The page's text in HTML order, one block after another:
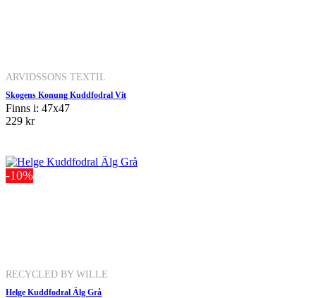
ARVIDSSONS TEXTIL
Skogens Konung Kuddfodral Vit
Finns i: 47x47
229 kr
-10%
RECYCLED BY WILLE
Helge Kuddfodral Älg Grå